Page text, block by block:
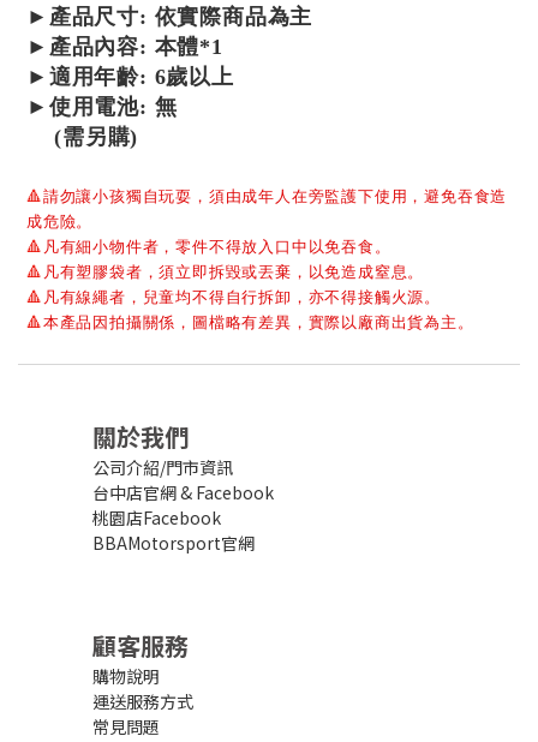
►產品尺寸: 依實際商品為主
►產品內容: 本體*1
►適用年齡: 6歲以上
►使用電池: 無
(需另購)
🔺請勿讓小孩獨自玩耍，須由成年人在旁監護下使用，避免吞食造
成危險。
🔺 凡有細小物件者，零件不得放入口中以免吞食。
🔺 凡有塑膠袋者，須立即拆毀或丟棄，以免造成窒息。
🔺 凡有線繩者，兒童均不得自行拆卸，亦不得接觸火源。
🔺本產品因拍攝關係，圖檔略有差異，實際以廠商出貨為主。
關於我們
公司介紹/門市資訊
台中店官網& Facebook
桃園店Facebook
BBAMotorsport官網
顧客服務
購物說明
運送服務方式
常見問題